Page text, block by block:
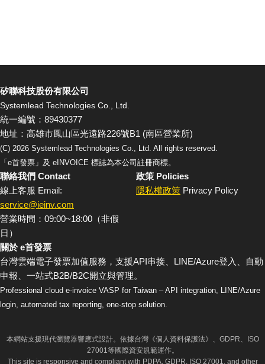
矽聯科技股份有限公司
Systemlead Technologies Co., Ltd.
統一編號：89430377
地址：高雄市鳳山區光遠路226號B1 (南區營業所)
(C) 2026 Systemlead Technologies Co., Ltd. All rights reserved.
「e首發票」及 eINVOICE 標誌為本公司註冊商標。
聯絡我們 Contact
線上客服 Email:
service@ieinv.com
營業時間：09:00~18:00（非假
日）
政策 Policies
隱私權政策 Privacy Policy
關於 e首發票
台灣雲端電子發票加值服務，支援API串接、LINE/Azure登入、自動
申報、一站式B2B/B2C開立與管理。
Professional cloud e-invoice VASP for Taiwan – API integration, LINE/Azure
login, automated tax reporting, one-stop solution.
本網站支援現代瀏覽器響應式設計。依據台灣《個人資料保護法》、GDPR、ISO
27001等國際資安規範運作。
This site is responsive and compliant with PDPA, GDPR, ISO 27001, and other